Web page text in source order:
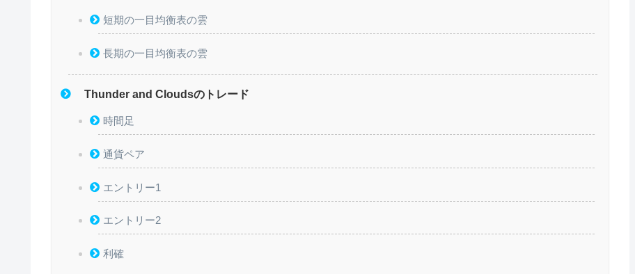
短期の一目均衡表の雲
長期の一目均衡表の雲
Thunder and Cloudsのトレード
時間足
通貨ペア
エントリー1
エントリー2
利確